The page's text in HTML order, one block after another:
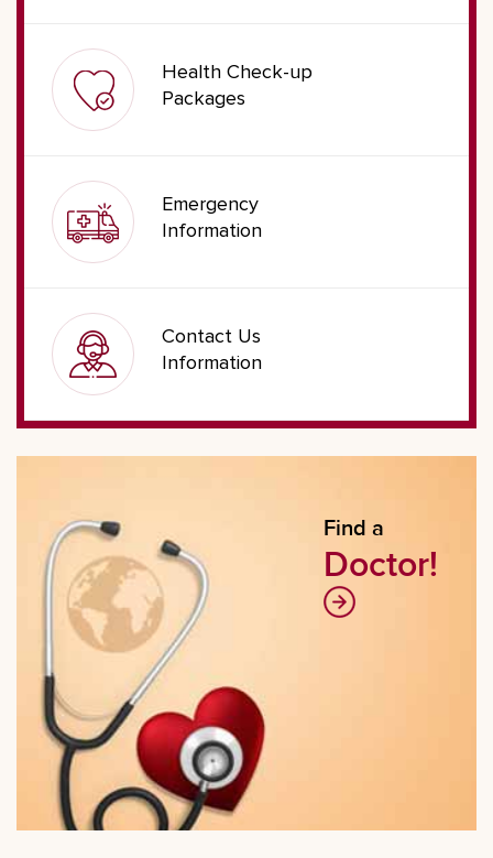
Health Check-up
Packages
Emergency
Information
Contact Us
Information
Find a
Doctor!